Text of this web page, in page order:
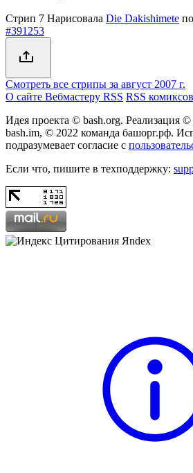
Стрип 7 Нарисовала Die Dakishimete
#391253
Смотреть все стрипы за август 2007 г.
О сайте Вебмастеру RSS RSS комиксов
Идея проекта © bash.org. Реализация
bash.im, © 2022 команда башорг.рф.
подразумевает согласие с
Если что, пишите в техподдержку: